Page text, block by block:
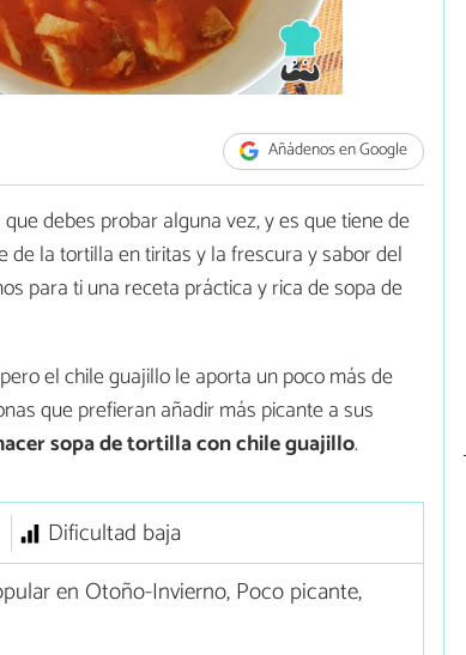
Añádenos en Google
debes probar alguna vez, y es que tiene de
la tortilla en tiritas y la frescura y sabor del
para ti una receta práctica y rica de sopa de
el chile guajillo le aporta un poco más de
que prefieran añadir más picante a sus
sopa de tortilla con chile guajillo.
Dificultad baja
en Otoño-Invierno, Poco picante,